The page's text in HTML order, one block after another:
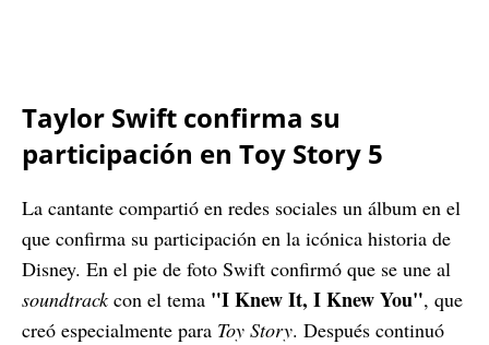
Taylor Swift confirma su
participación en Toy Story 5
La cantante compartió en redes sociales un álbum en el
que confirma su participación en la icónica historia de
Disney. En el pie de foto Swift confirmó que se une al
soundtrackcon el tema "I Knew It, I Knew You", que
creó especialmente para Toy Story. Después continuó